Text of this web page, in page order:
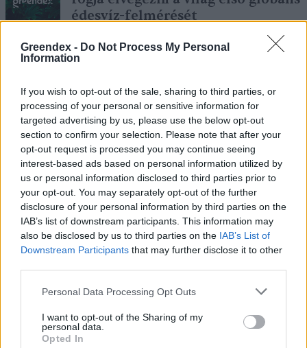
Greendex - Do Not Process My Personal
Information
If you wish to opt-out of the sale, sharing to third parties, or
processing of your personal or sensitive information for
targeted advertising by us, please use the below opt-out
section to confirm your selection. Please note that after your
opt-out request is processed you may continue seeing
interest-based ads based on personal information utilized by
us or personal information disclosed to third parties prior to
your opt-out. You may separately opt-out of the further
disclosure of your personal information by third parties on the
IAB’s list of downstream participants. This information may
also be disclosed by us to third parties on the IAB’s List of
Downstream Participants that may further disclose it to other
Personal Data Processing Opt Outs
I want to opt-out of the Sharing of my
personal data.
Opted In
édesvíz-felmérését
hogy az édesvizek egyre sósabbá
válnak
Greendex szemle
Batman él, és most meg is találták!
Greendex Szemle
természetvédelem fontos
területei is lehetnek